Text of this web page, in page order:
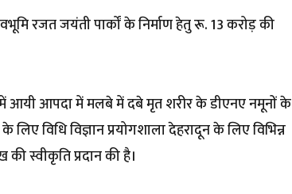
रजत जयंती पार्कों के निर्माण हेतु रू. 13 करोड़ की
में आयी आपदा में मलबे में दबे मृत शरीर के डीएनए नमूनों के
विधि विज्ञान प्रयोगशाला देहरादून के लिए विभिन्न
स्वीकृति प्रदान की है।